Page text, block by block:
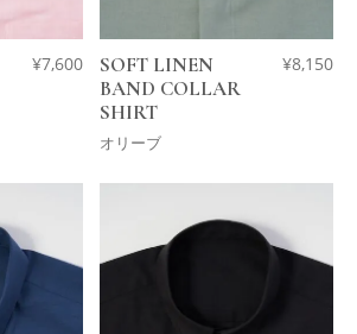
¥7,600
SOFT LINEN
BAND COLLAR
SHIRT
オリーブ
¥8,150